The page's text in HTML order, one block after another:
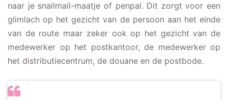
naar je snailmail-maatje of penpal. Dit zorgt voor een
glimlach op het gezicht van de persoon aan het einde
van de route maar zeker ook op het gezicht van de
medewerker op het postkantoor, de medewerker op
het distributiecentrum, de douane en de postbode.